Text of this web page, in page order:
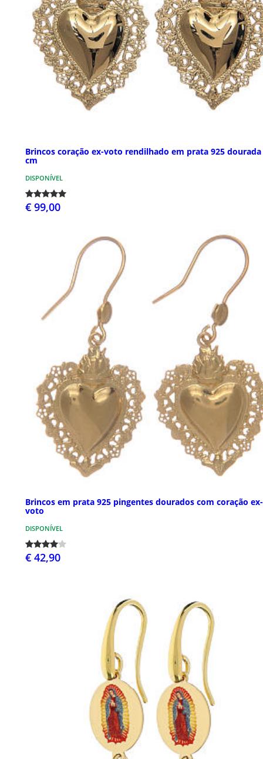
Brincos coração ex-voto rendilhado em prata 925 dourada
cm
DISPONÍVEL
€ 99,00
Brincos em prata 925 pingentes dourados com coração ex-
voto
DISPONÍVEL
€ 42,90